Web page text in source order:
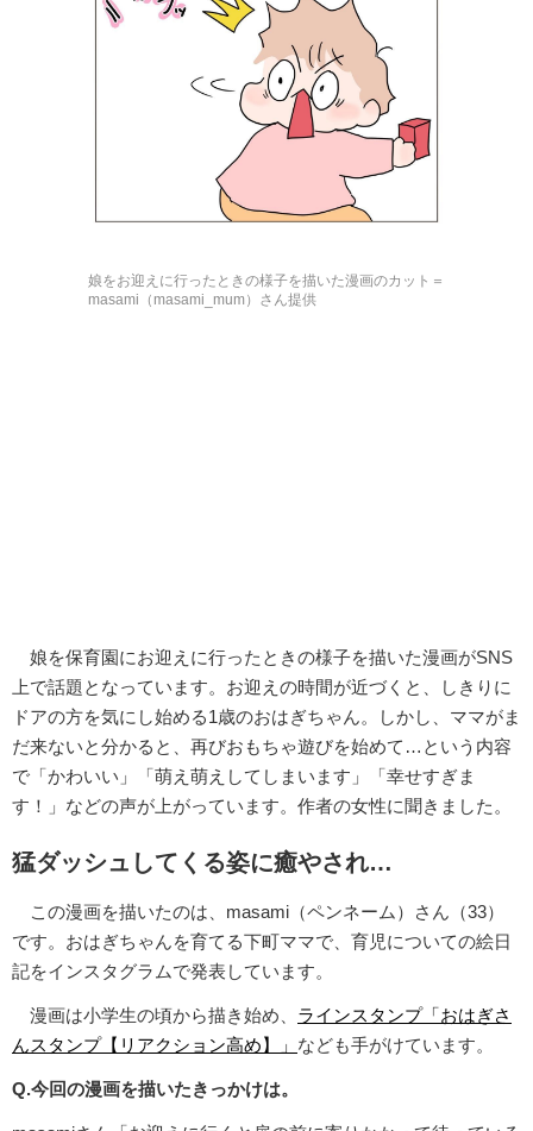
娘をお迎えに行ったときの様子を描いた漫画のカット＝
masami（masami_mum）さん提供
娘を保育園にお迎えに行ったときの様子を描いた漫画がSNS
上で話題となっています。お迎えの時間が近づくと、しきりに
ドアの方を気にし始める1歳のおはぎちゃん。しかし、ママがま
だ来ないと分かると、再びおもちゃ遊びを始めて…という内容
で「かわいい」「萌え萌えしてしまいます」「幸せすぎま
す！」などの声が上がっています。作者の女性に聞きました。
猛ダッシュしてくる姿に癒やされ…
この漫画を描いたのは、masami（ペンネーム）さん（33）
です。おはぎちゃんを育てる下町ママで、育児についての絵日
記をインスタグラムで発表しています。
漫画は小学生の頃から描き始め、 ラインスタンプ「おはぎさ
んスタンプ【リアクション高め】」 なども手がけています。
Q.今回の漫画を描いたきっかけは。